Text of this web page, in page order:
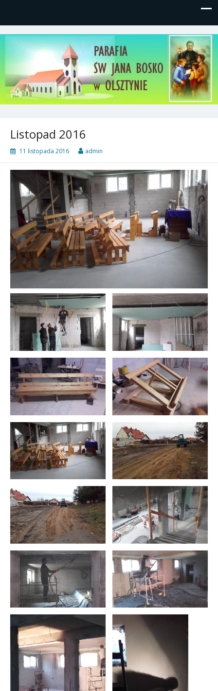
Parafia św, Jana Bosko w
Olsztynie
Gutkowo, ul. Żółkiewskiego 1
Listopad 2016
11 listopada 2016 admin